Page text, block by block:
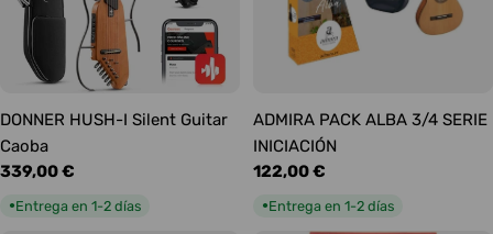
DONNER HUSH-I Silent Guitar
Caoba
Precio
339,00 €
●Entrega en 1-2 días
ADMIRA PACK ALBA 3/4 SERIE
INICIACIÓN
Precio
122,00 €
●Entrega en 1-2 días